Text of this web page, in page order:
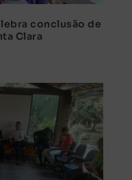
conclusão de
Clara